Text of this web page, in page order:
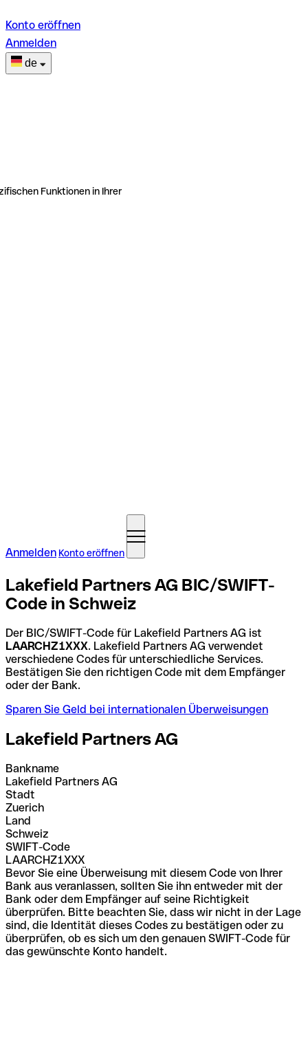
Konto eröffnen
Anmelden
de
Funktionen in Ihrer
Anmelden Konto eröffnen
Lakefield Partners AG BIC/SWIFT-
Code in Schweiz
Der BIC/SWIFT-Code für Lakefield Partners AG ist
LAARCHZ1XXX. Lakefield Partners AG verwendet
verschiedene Codes für unterschiedliche Services.
Bestätigen Sie den richtigen Code mit dem Empfänger
oder der Bank.
Sparen Sie Geld bei internationalen Überweisungen
Lakefield Partners AG
Bankname
Lakefield Partners AG
Stadt
Zuerich
Land
Schweiz
SWIFT-Code
LAARCHZ1XXX
Bevor Sie eine Überweisung mit diesem Code von Ihrer
Bank aus veranlassen, sollten Sie ihn entweder mit der
Bank oder dem Empfänger auf seine Richtigkeit
überprüfen. Bitte beachten Sie, dass wir nicht in der Lage
sind, die Identität dieses Codes zu bestätigen oder zu
überprüfen, ob es sich um den genauen SWIFT-Code für
das gewünschte Konto handelt.